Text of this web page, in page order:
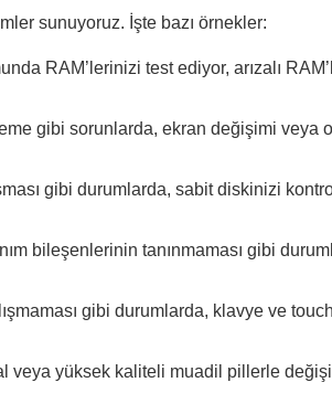
sunuyoruz. İşte bazı örnekler:
RAM’lerinizi test ediyor, arızalı
gibi sorunlarda, ekran değişimi veya
gibi durumlarda, sabit diskinizi
bileşenlerinin tanınmaması gibi
gibi durumlarda, klavye ve
veya yüksek kaliteli muadil pillerle